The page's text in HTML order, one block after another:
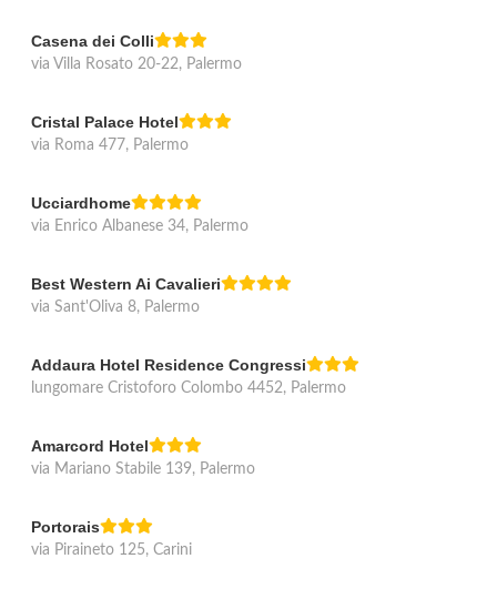
Casena dei Colli
via Villa Rosato 20-22, Palermo
Cristal Palace Hotel
via Roma 477, Palermo
Ucciardhome
via Enrico Albanese 34, Palermo
Best Western Ai Cavalieri
via Sant'Oliva 8, Palermo
Addaura Hotel Residence Congressi
lungomare Cristoforo Colombo 4452, Palermo
Amarcord Hotel
via Mariano Stabile 139, Palermo
Portorais
via Piraineto 125, Carini